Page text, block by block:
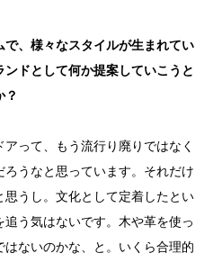
、様々なスタイルが生まれてい
ドとして何か提案していこうと
？
って、もう流行り廃りではなく
うなと思っています。それだけ
うし。文化として定着したとい
う気はないです。木や革を使っ
ないのかな、と。いくら合理的